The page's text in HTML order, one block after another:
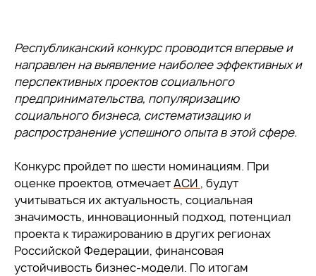
Республиканский конкурс проводится впервые и
направлен на выявление наиболее эффективных и
перспективных проектов социального
предпринимательства, популяризацию
социального бизнеса, систематизацию и
распространение успешного опыта в этой сфере.
Конкурс пройдет по шести номинациям. При
оценке проектов, отмечаетАСИ , будут
учитываться их актуальность, социальная
значимость, инновационный подход, потенциал
проекта к тиражированию в других регионах
Российской Федерации, финансовая
устойчивость бизнес-модели. По итогам